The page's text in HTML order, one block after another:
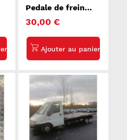
Pedale de frein
30,00 €